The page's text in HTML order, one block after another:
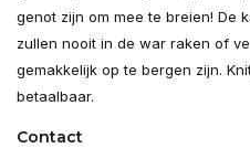
genot zijn om mee te breien! De
zullen nooit in de war raken of
gemakkelijk op te bergen zijn.
betaalbaar.
Contact